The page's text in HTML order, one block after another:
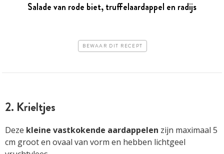
Salade van rode biet, truffelaardappel en radijs
BEWAAR DIT RECEPT
2. Krieltjes
Deze kleine vastkokende aardappelen zijn maximaal 5
cm groot en ovaal van vorm en hebben lichtgeel